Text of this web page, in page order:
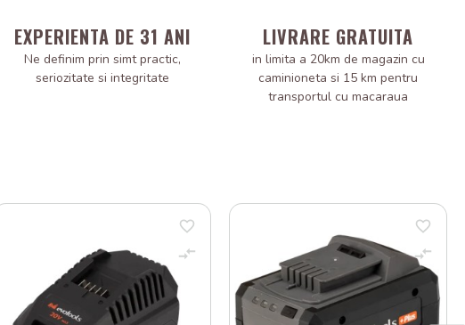
EXPERIENTA DE 31 ANI
Ne definim prin simt practic,
seriozitate si integritate
LIVRARE GRATUITA
in limita a 20km de magazin cu
caminioneta si 15 km pentru
transportul cu macaraua